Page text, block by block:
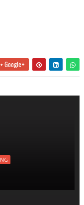
Google+